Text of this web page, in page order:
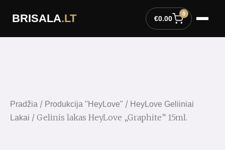
BRISALA.LT €0.00
0
Pradžia / Produkcija "HeyLove" / HeyLove Geliiniai
Lakai / Gelinis lakas HeyLove „Graphite” 15ml.